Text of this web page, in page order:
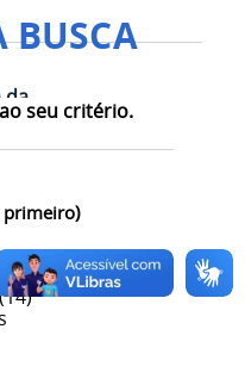
BUSCA
seu critério.
primeiro)
da